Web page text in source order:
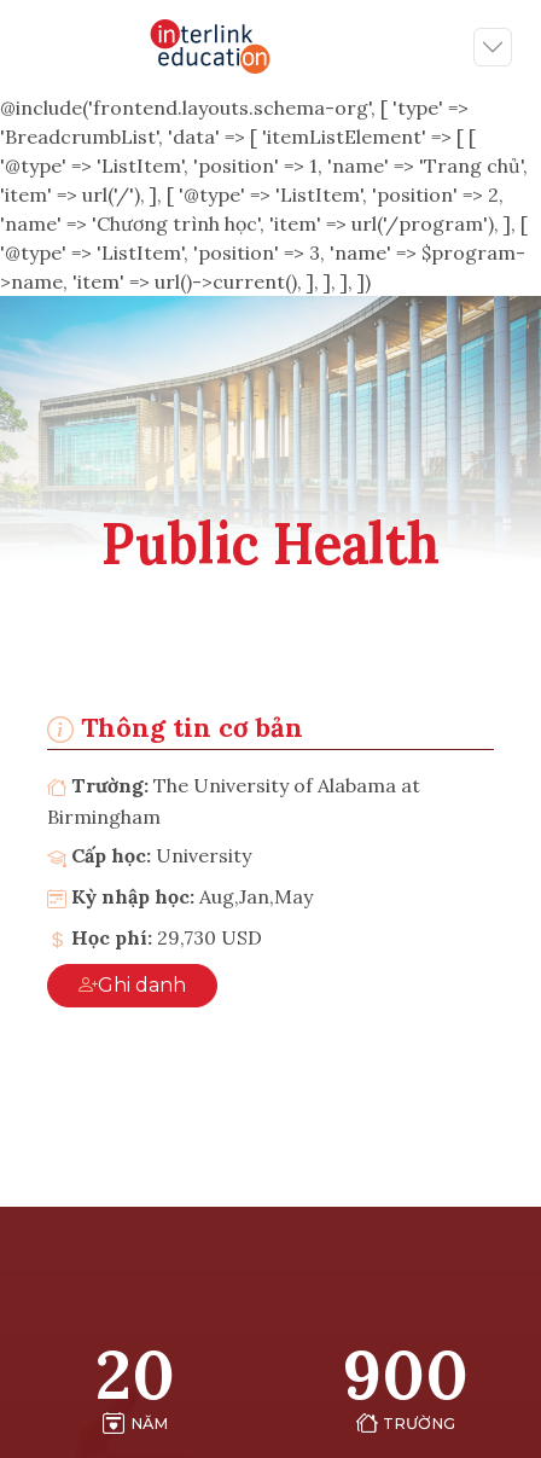
@include('frontend.layouts.schema-org', [ 'type' =>
'BreadcrumbList', 'data' => [ 'itemListElement' => [ [
'@type' => 'ListItem', 'position' => 1, 'name' => 'Trang chủ',
'item' => url('/'), ], [ '@type' => 'ListItem', 'position' => 2,
'name' => 'Chương trình học', 'item' => url('/program'), ], [
'@type' => 'ListItem', 'position' => 3, 'name' => $program-
>name, 'item' => url()->current(), ], ], ], ])
Public Health
Thông tin cơ bản
Trường: The University of Alabama at
Birmingham
Cấp học: University
Kỳ nhập học: Aug,Jan,May
Học phí: 29,730 USD
Ghi danh
20
NĂM
900
TRƯỜNG